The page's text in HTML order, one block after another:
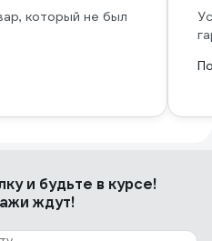
который не был
и будьте в курсе!
ждут!